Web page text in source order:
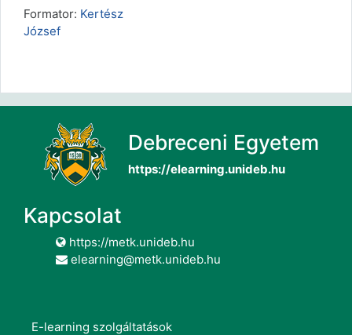
Formator: Kertész
József
Debreceni Egyetem
https://elearning.unideb.hu
Kapcsolat
https://metk.unideb.hu
elearning@metk.unideb.hu
E-learning szolgáltatások